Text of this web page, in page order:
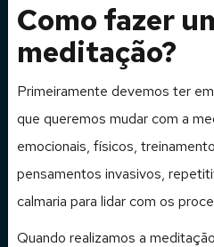
Como fazer
meditação?
Primeiramente devemos ter
que queremos mudar com a
emocionais, físicos,
pensamentos invasivos,
calmaria para lidar com os
Quando realizamos a